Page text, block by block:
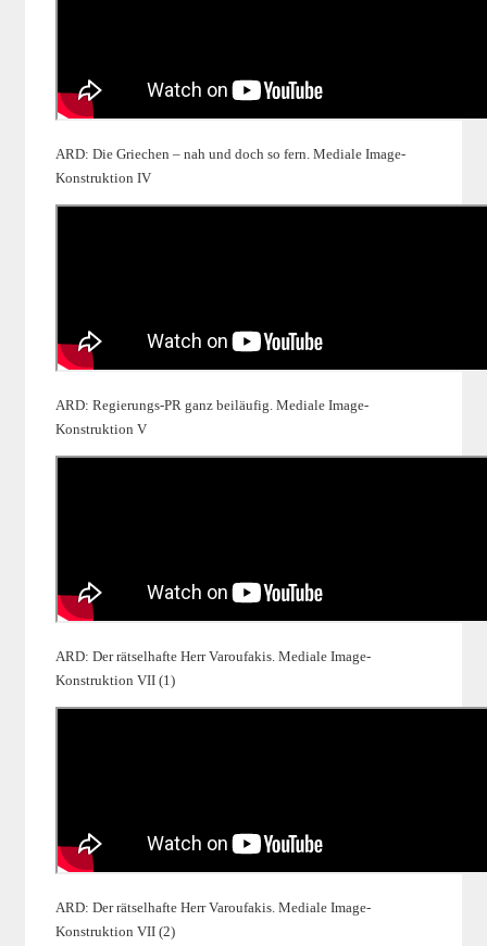
ARD: Die Griechen – nah und doch so fern. Mediale Image-
Konstruktion IV
ARD: Regierungs-PR ganz beiläufig. Mediale Image-
Konstruktion V
ARD: Der rätselhafte Herr Varoufakis. Mediale Image-
Konstruktion VII (1)
ARD: Der rätselhafte Herr Varoufakis. Mediale Image-
Konstruktion VII (2)